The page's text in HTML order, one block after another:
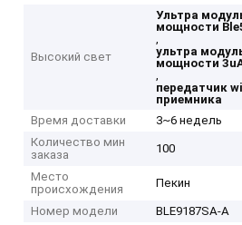
Высокий свет
Ультра
мощности
,
ультра
мощности
,
передатчик
приемника
Время доставки
3~6 недель
Количество мин
заказа
100
Место
происхождения
Пекин
Номер модели
BLE9187SA-A